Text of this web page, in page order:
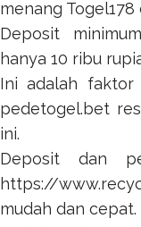
menang Togel178
Deposit
hanya 10 ribu
Ini adalah faktor
pedetogel.bet
ini.
Deposit dan
https://
mudah dan cepat.